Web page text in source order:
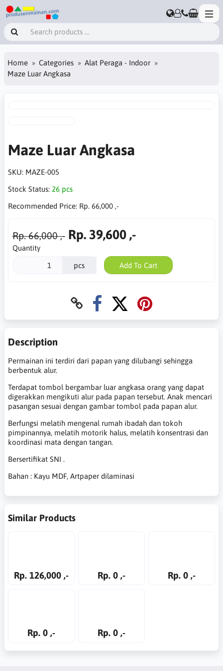
Home Categories
Alat Peraga - Indoor
Maze Luar Angkasa
Maze Luar Angkasa
SKU: MAZE-005
Stock Status: 26 pcs
Recommended Price: Rp. 66,000 ,-
Rp. 66,000 ,- Rp. 39,600 ,-
Quantity
pcs Add To Cart
Description
Permainan ini terdiri dari papan yang dilubangi sehingga
berbentuk alur.
Terdapat tombol bergambar luar angkasa orang yang dapat
digerakkan mengikuti alur pada papan tersebut. Anak mencari
pasangan sesuai dengan gambar tombol pada papan alur.
Berfungsi melatih mengenal rumah ibadah dan tokoh
pimpinannya, melatih motorik halus, melatih konsentrasi dan
koordinasi mata dengan tangan.
Bersertifikat SNI .
Bahan : Kayu MDF, Artpaper dilaminasi
Similar Products
Rp. 126,000 ,- Rp. 0 ,- Rp. 0 ,-
Rp. 0 ,- Rp. 0 ,-